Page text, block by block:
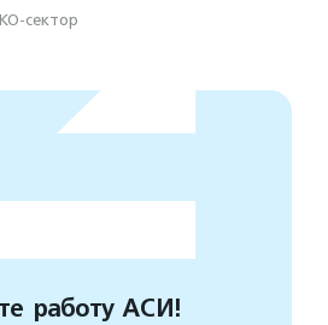
сектор
работу АСИ!